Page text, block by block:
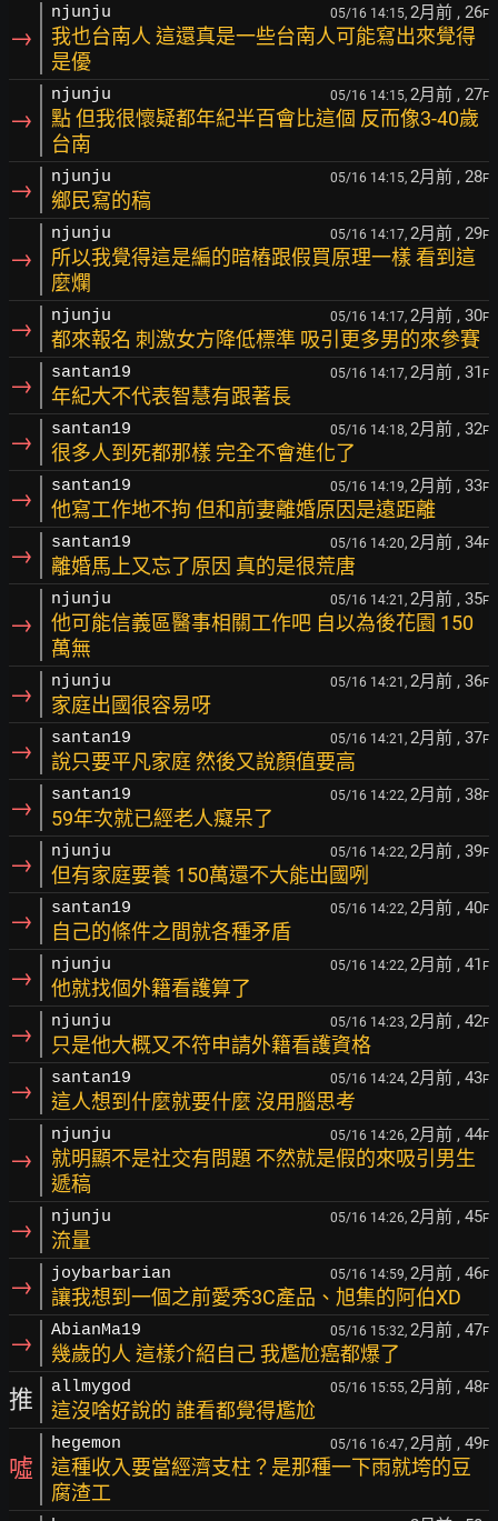
→
njunju 05/16 14:15, 2月前 , 26F
我也台南人 這還真是一些台南人可能寫出來覺得
是優
→
njunju 05/16 14:15, 2月前 , 27F
點 但我很懷疑都年紀半百會比這個 反而像3-40歲
台南
→ njunju 05/16 14:15, 2月前 , 28F
鄉民寫的稿
→
njunju 05/16 14:17, 2月前 , 29F
所以我覺得這是編的暗樁跟假買原理一樣 看到這
麼爛
→ njunju 05/16 14:17, 2月前 , 30F
都來報名 刺激女方降低標準 吸引更多男的來參賽
→ santan19 05/16 14:17, 2月前 , 31 F
年紀大不代表智慧有跟著長
→ santan19 05/16 14:18, 2月前 , 32F
很多人到死都那樣 完全不會進化了
→ santan19 05/16 14:19, 2月前 , 33F
他寫工作地不拘 但和前妻離婚原因是遠距離
→ santan19 05/16 14:20, 2月前 , 34F
離婚馬上又忘了原因 真的是很荒唐
→
njunju 05/16 14:21, 2月前 , 35F
他可能信義區醫事相關工作吧 自以為後花園 150
萬無
→ njunju 05/16 14:21, 2月前 , 36F
家庭出國很容易呀
→ santan19 05/16 14:21, 2月前 , 37F
說只要平凡家庭 然後又說顏值要高
→ santan19 05/16 14:22, 2月前 , 38F
59年次就已經老人癡呆了
→ njunju 05/16 14:22, 2月前 , 39F
但有家庭要養 150萬還不大能出國咧
→ santan19 05/16 14:22, 2月前 , 40F
自己的條件之間就各種矛盾
→ njunju 05/16 14:22, 2月前 , 41 F
他就找個外籍看護算了
→ njunju 05/16 14:23, 2月前 , 42F
只是他大概又不符申請外籍看護資格
→ santan19 05/16 14:24, 2月前 , 43F
這人想到什麼就要什麼 沒用腦思考
→
njunju 05/16 14:26, 2月前 , 44F
就明顯不是社交有問題 不然就是假的來吸引男生
遞稿
→ njunju 05/16 14:26, 2月前 , 45F
流量
→ joybarbarian 05/16 14:59, 2月前 , 46F
讓我想到一個之前愛秀3C產品、旭集的阿伯XD
→ AbianMa19 05/16 15:32, 2月前 , 47F
幾歲的人 這樣介紹自己 我尷尬癌都爆了
推 allmygod 05/16 15:55, 2月前 , 48F
這沒啥好說的 誰看都覺得尷尬
噓
hegemon 05/16 16:47, 2月前 , 49F
這種收入要當經濟支柱？是那種一下雨就垮的豆
腐渣工